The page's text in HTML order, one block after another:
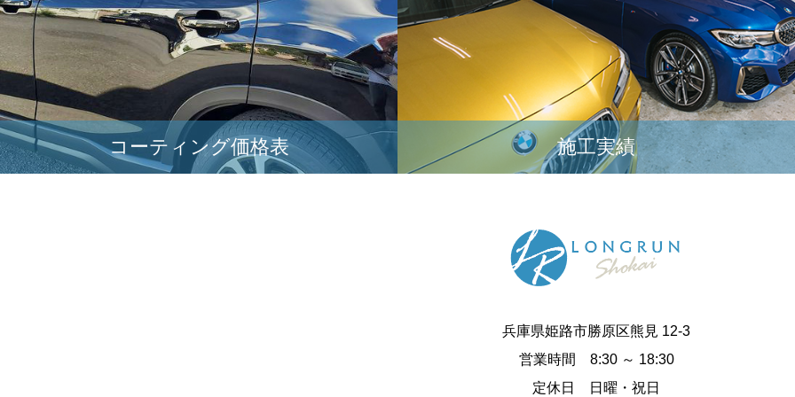
コーティング価格表 施工実績
兵庫県姫路市勝原区熊見 12-3
営業時間 8:30 ～ 18:30
定休日 日曜・祝日